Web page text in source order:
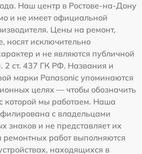
Наш центр в Ростове-на-Дону
и не имеет официальной
Цены на ремонт,
носят исключительно
и не являются публичной
2 ст. 437 ГК РФ. Названия и
марки Panasonic упоминаются
целях — чтобы обозначить
которой мы работаем. Наша
с владельцами
знаков и не представляет их
ремонтных работ выполняются
находящихся в